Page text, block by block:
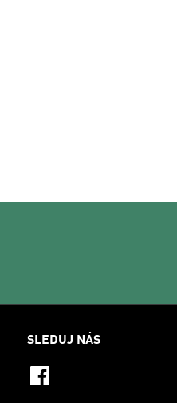
SLEDUJ NÁS